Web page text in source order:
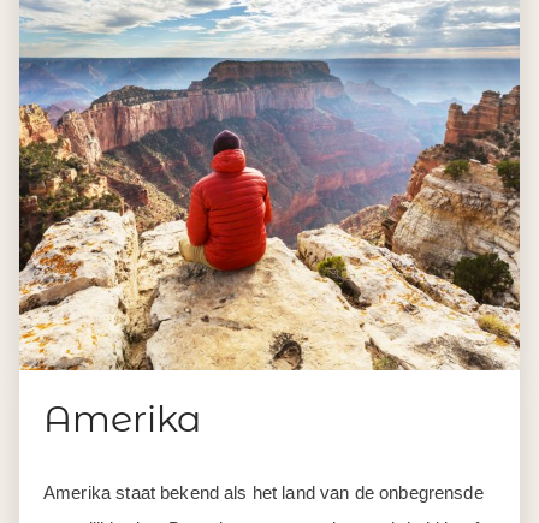
Amerika
Amerika staat bekend als het land van de onbegrensde